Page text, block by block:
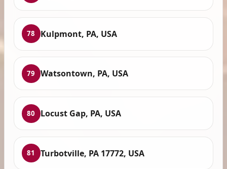
78 Kulpmont, PA, USA
79 Watsontown, PA, USA
80 Locust Gap, PA, USA
81 Turbotville, PA 17772, USA